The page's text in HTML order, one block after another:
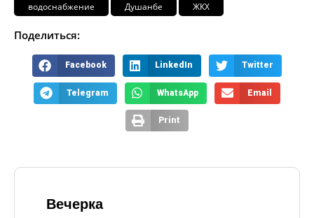
водоснабжение Душанбе ЖКХ
Поделиться:
Facebook LinkedIn Twitter
Telegram WhatsApp Email
Print
Вечерка